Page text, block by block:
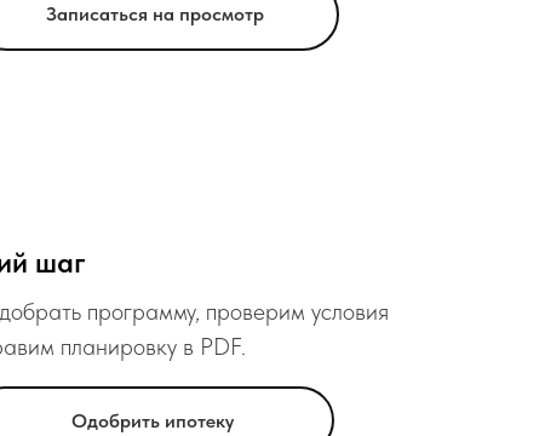
Записаться на просмотр
шаг
программу, проверим условия
планировку в PDF.
Одобрить ипотеку